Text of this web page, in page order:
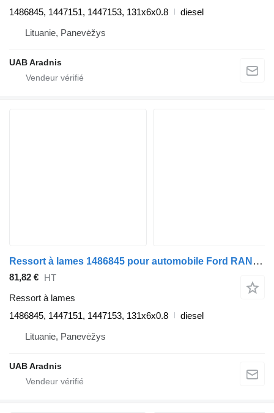
1486845, 1447151, 1447153, 131x6x0.8
diesel
Lituanie, Panevėžys
UAB Aradnis
Ressort à lames 1486845 pour automobile Ford RANGER (ET)
81,82 € HT
Ressort à lames
1486845, 1447151, 1447153, 131x6x0.8
diesel
Lituanie, Panevėžys
UAB Aradnis